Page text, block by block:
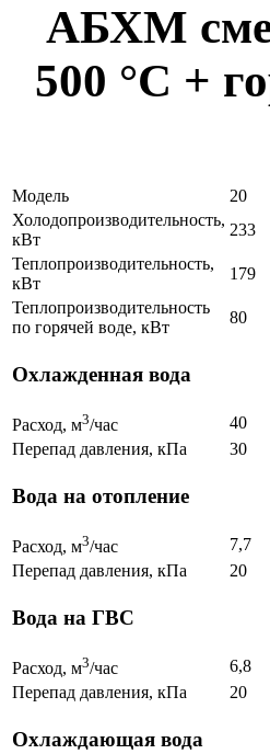
АБХМ
500 °С +
Модель 20
Холодопроизводительность,
кВт
233
Теплопроизводительность,
кВт
179
Теплопроизводительность
по горячей воде, кВт
80
Охлажденная вода
Расход, м3/час 40
Перепад давления, кПа
30
Вода на отопление
Расход, м3/час 7,7
Перепад давления, кПа
20
Вода на ГВС
Расход, м3/час 6,8
Перепад давления, кПа
20
Охлаждающая вода